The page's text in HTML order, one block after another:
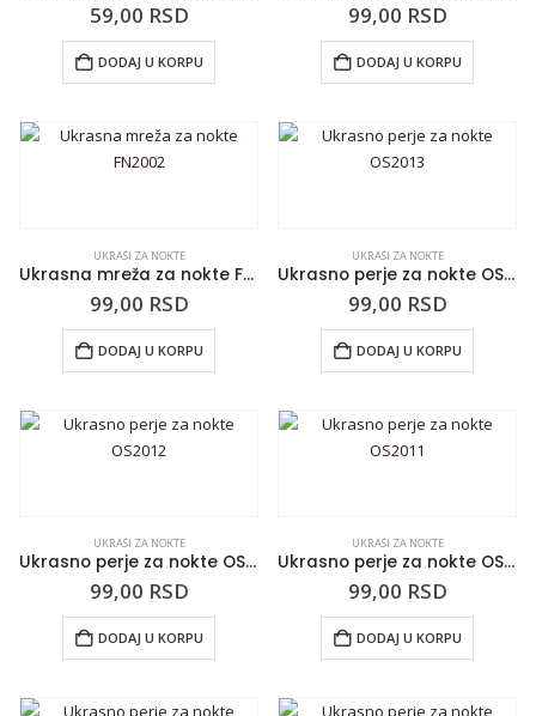
59,00 RSD
DODAJ U KORPU
99,00 RSD
DODAJ U KORPU
UKRASI ZA NOKTE
Ukrasna mreža za nokte FN2002
99,00 RSD
DODAJ U KORPU
UKRASI ZA NOKTE
Ukrasno perje za nokte OS2013
99,00 RSD
DODAJ U KORPU
UKRASI ZA NOKTE
Ukrasno perje za nokte OS2012
99,00 RSD
DODAJ U KORPU
UKRASI ZA NOKTE
Ukrasno perje za nokte OS2011
99,00 RSD
DODAJ U KORPU